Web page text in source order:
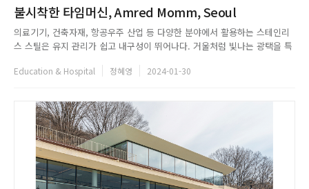
불시착한 타임머신, Amred Momm, Seoul
의료기기, 건축자재, 항공우주 산업 등 다양한 분야에서 활용하는 스테인리
스 스틸은 유지 관리가 쉽고 내구성이 뛰어나다. 거울처럼 빛나는 광택을 특
최근 스테인리스로 콘셉트추얼한 무드의 화룡점정(畵龍點睛)을 찍은 새로운
Education & Hospital 정혜영 2024-01-30